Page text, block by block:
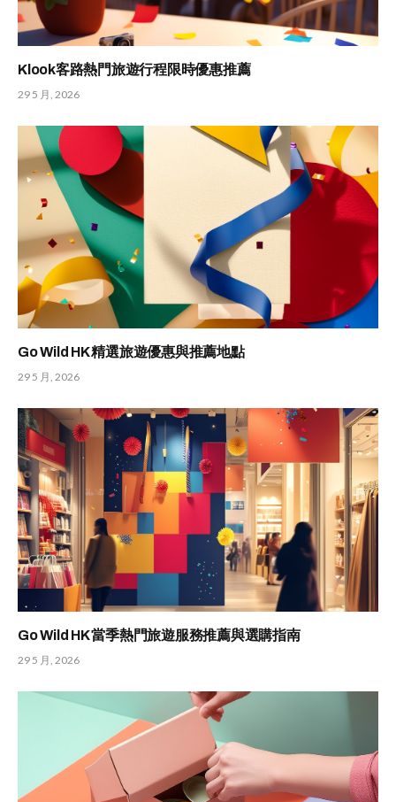
Klook客路熱門旅遊行程限時優惠推薦
29 5 月, 2026
Go Wild HK 精選旅遊優惠與推薦地點
29 5 月, 2026
Go Wild HK 當季熱門旅遊服務推薦與選購指南
29 5 月, 2026